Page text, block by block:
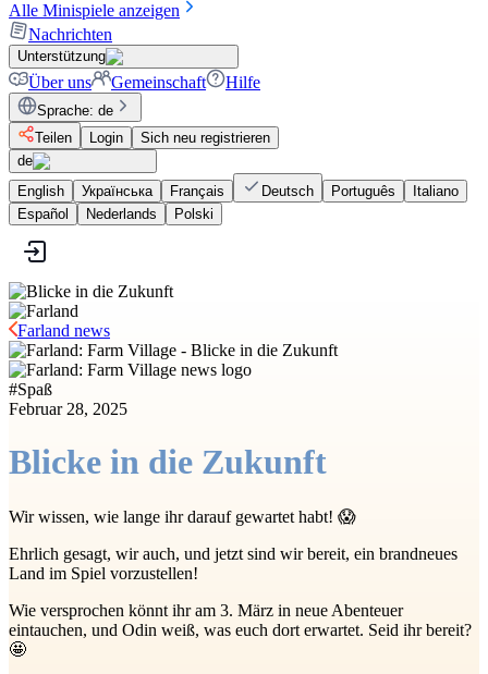
Alle Minispiele anzeigen
Nachrichten
Unterstützung
Über uns Gemeinschaft Hilfe
Sprache: de
Teilen
Login
Sich neu registrieren
de
English
Українська Français Deutsch Português
Italiano
Español
Nederlands Polski
Farland news
#Spaß
Februar 28, 2025
Blicke in die Zukunft
Wir wissen, wie lange ihr darauf gewartet habt! 😱
Ehrlich gesagt, wir auch, und jetzt sind wir bereit, ein brandneues
Land im Spiel vorzustellen!
Wie versprochen könnt ihr am 3. März in neue Abenteuer
eintauchen, und Odin weiß, was euch dort erwartet. Seid ihr bereit?
🤩